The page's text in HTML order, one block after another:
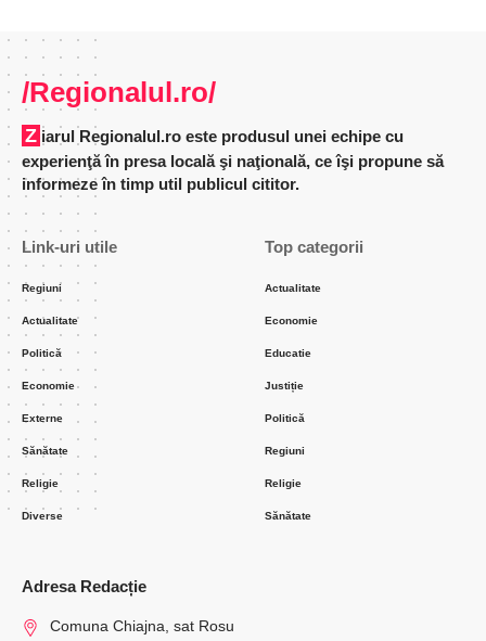
/Regionalul.ro/
Ziarul Regionalul.ro este produsul unei echipe cu
experienţă în presa locală şi naţională, ce îşi propune să
informeze în timp util publicul cititor.
Link-uri utile
Regiuni
Actualitate
Politică
Economie
Externe
Sănătate
Religie
Diverse
Top categorii
Actualitate
Economie
Educatie
Justiție
Politică
Regiuni
Religie
Sănătate
Adresa Redacție
Comuna Chiajna, sat Rosu